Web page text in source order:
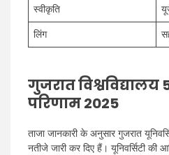
स्वीकृति
लिंग
गुजरात
परिणाम 2025
ताजा जानकारी के अनुसार गुजरात
नतीजे जारी कर दिए हैं। यूनिवर्सिटी की